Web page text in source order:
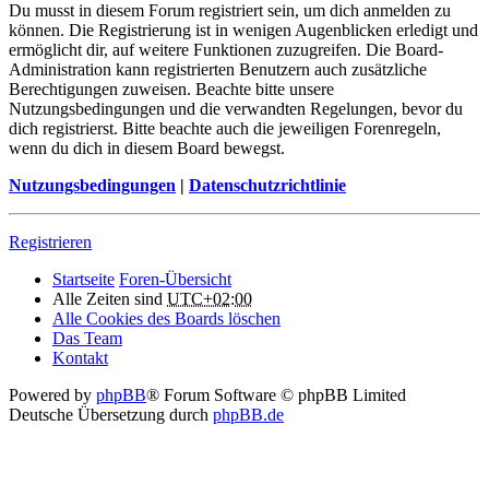
Du musst in diesem Forum registriert sein, um dich anmelden zu
können. Die Registrierung ist in wenigen Augenblicken erledigt und
ermöglicht dir, auf weitere Funktionen zuzugreifen. Die Board-
Administration kann registrierten Benutzern auch zusätzliche
Berechtigungen zuweisen. Beachte bitte unsere
Nutzungsbedingungen und die verwandten Regelungen, bevor du
dich registrierst. Bitte beachte auch die jeweiligen Forenregeln,
wenn du dich in diesem Board bewegst.
Nutzungsbedingungen | Datenschutzrichtlinie
Registrieren
Startseite Foren-Übersicht
Alle Zeiten sind UTC+02:00
Alle Cookies des Boards löschen
Das Team
Kontakt
Powered by phpBB® Forum Software © phpBB Limited
Deutsche Übersetzung durch phpBB.de